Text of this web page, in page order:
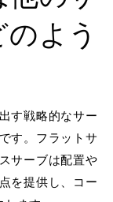
よう
す戦略的なサー
す。フラットサ
サーブは配置や
を提供し、コー